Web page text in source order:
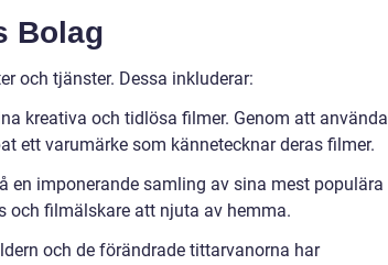
Bolag
och tjänster. Dessa inkluderar:
kreativa och tidlösa filmer. Genom att använda
ett varumärke som kännetecknar deras filmer.
en imponerande samling av sina mest populära
och filmälskare att njuta av hemma.
och de förändrade tittarvanorna har